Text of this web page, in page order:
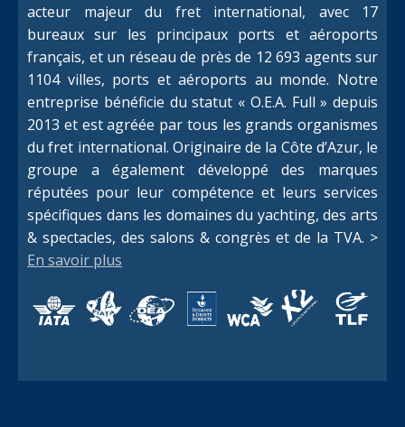
acteur majeur du fret international, avec 17
bureaux sur les principaux ports et aéroports
français, et un réseau de près de 12 693 agents sur
1104 villes, ports et aéroports au monde. Notre
entreprise bénéficie du statut « O.E.A. Full » depuis
2013 et est agréée par tous les grands organismes
du fret international. Originaire de la Côte d’Azur, le
groupe a également développé des marques
réputées pour leur compétence et leurs services
spécifiques dans les domaines du yachting, des arts
& spectacles, des salons & congrès et de la TVA. >
En savoir plus